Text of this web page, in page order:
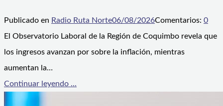
Publicado en Radio Ruta Norte06/08/2026Comentarios: 0
El Observatorio Laboral de la Región de Coquimbo revela que
los ingresos avanzan por sobre la inflación, mientras
aumentan la…
Continuar leyendo ...